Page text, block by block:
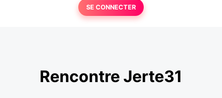
SE CONNECTER
Rencontre Jerte31